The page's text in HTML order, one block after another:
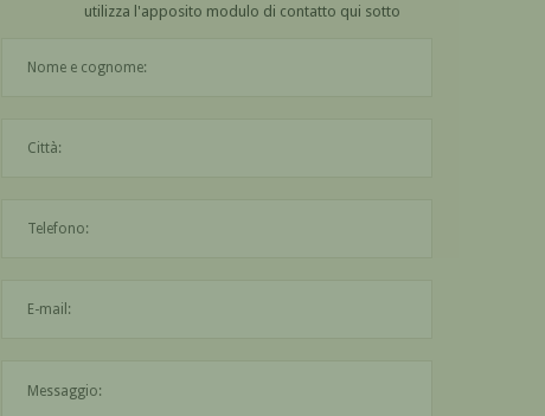
utilizza l'apposito modulo di contatto qui sotto